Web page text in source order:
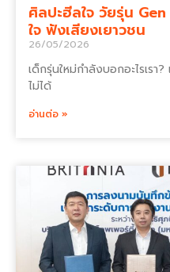
ศิลปะฮีลใจ วัยรุ่น
ใจ ฟังเสียงเยาวชน
26/05/2026
เด็กรุ่นใหม่กำลังบอกอะไรเร
ไม่ได้
อ่านต่อ »